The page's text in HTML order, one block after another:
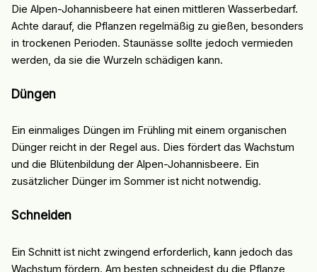
Die Alpen-Johannisbeere hat einen mittleren Wasserbedarf.
Achte darauf, die Pflanzen regelmäßig zu gießen, besonders
in trockenen Perioden. Staunässe sollte jedoch vermieden
werden, da sie die Wurzeln schädigen kann.
Düngen
Ein einmaliges Düngen im Frühling mit einem organischen
Dünger reicht in der Regel aus. Dies fördert das Wachstum
und die Blütenbildung der Alpen-Johannisbeere. Ein
zusätzlicher Dünger im Sommer ist nicht notwendig.
Schneiden
Ein Schnitt ist nicht zwingend erforderlich, kann jedoch das
Wachstum fördern. Am besten schneidest du die Pflanze